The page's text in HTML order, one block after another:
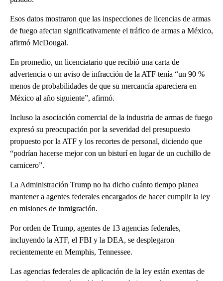
Esos datos mostraron que las inspecciones de licencias de armas
de fuego afectan significativamente el tráfico de armas a México,
afirmó McDougal.
En promedio, un licenciatario que recibió una carta de
advertencia o un aviso de infracción de la ATF tenía “un 90 %
menos de probabilidades de que su mercancía apareciera en
México al año siguiente”, afirmó.
Incluso la asociación comercial de la industria de armas de fuego
expresó su preocupación por la severidad del presupuesto
propuesto por la ATF y los recortes de personal, diciendo que
“podrían hacerse mejor con un bisturí en lugar de un cuchillo de
carnicero”.
La Administración Trump no ha dicho cuánto tiempo planea
mantener a agentes federales encargados de hacer cumplir la ley
en misiones de inmigración.
Por orden de Trump, agentes de 13 agencias federales,
incluyendo la ATF, el FBI y la DEA, se desplegaron
recientemente en Memphis, Tennessee.
Las agencias federales de aplicación de la ley están exentas de